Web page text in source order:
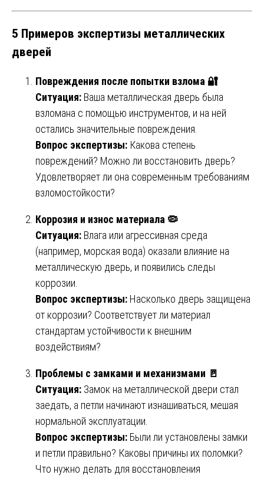
5 Примеров экспертизы металлических
дверей
Повреждения после попытки взлома 🔐
Ситуация: Ваша металлическая дверь была
взломана с помощью инструментов, и на ней
остались значительные повреждения.
Вопрос экспертизы: Какова степень
повреждений? Можно ли восстановить дверь?
Удовлетворяет ли она современным требованиям
взломостойкости?
Коррозия и износ материала 🦠
Ситуация: Влага или агрессивная среда
(например, морская вода) оказали влияние на
металлическую дверь, и появились следы
коррозии.
Вопрос экспертизы: Насколько дверь защищена
от коррозии? Соответствует ли материал
стандартам устойчивости к внешним
воздействиям?
Проблемы с замками и механизмами 🚪
Ситуация: Замок на металлической двери стал
заедать, а петли начинают изнашиваться, мешая
нормальной эксплуатации.
Вопрос экспертизы: Были ли установлены замки
и петли правильно? Каковы причины их поломки?
Что нужно делать для восстановления